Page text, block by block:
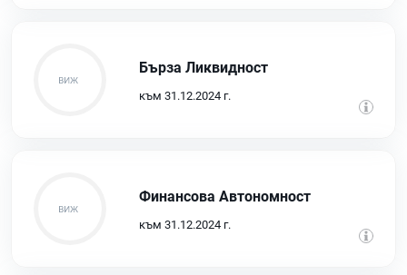
Бърза Ликвидност
към 31.12.2024 г.
Финансова Автономност
към 31.12.2024 г.